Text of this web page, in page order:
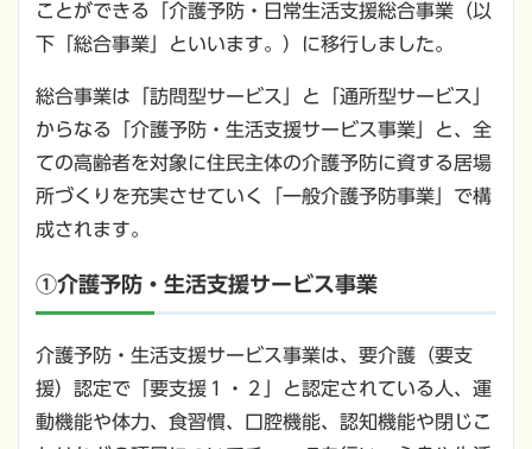
ことができる「介護予防・日常生活支援総合事業（以
下「総合事業」といいます。）に移行しました。
総合事業は「訪問型サービス」と「通所型サービス」
からなる「介護予防・生活支援サービス事業」と、全
ての高齢者を対象に住民主体の介護予防に資する居場
所づくりを充実させていく「一般介護予防事業」で構
成されます。
①介護予防・生活支援サービス事業
介護予防・生活支援サービス事業は、要介護（要支
援）認定で「要支援１・２」と認定されている人、運
動機能や体力、食習慣、口腔機能、認知機能や閉じこ